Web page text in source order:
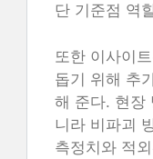
단 기준점 역
또한 이사이
돕기 위해 추
해 준다. 현장
니라 비파괴
측정치와 적